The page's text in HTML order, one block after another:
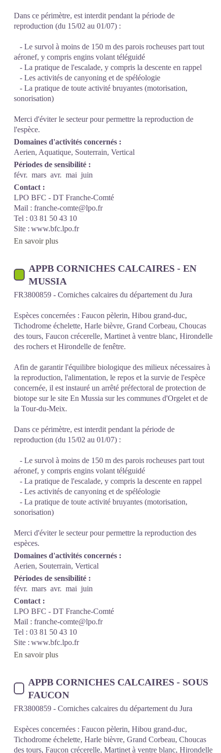
Dans ce périmètre, est interdit pendant la période de
reproduction (du 15/02 au 01/07) :
- Le survol à moins de 150 m des parois rocheuses part tout
aéronef, y compris engins volant téléguidé
- La pratique de l'escalade, y compris la descente en rappel
- Les activités de canyoning et de spéléologie
- La pratique de toute activité bruyantes (motorisation,
sonorisation)
Merci d'éviter le secteur pour permettre la reproduction de
l'espèce.
Domaines d'activités concernés :
Aerien, Aquatique, Souterrain, Vertical
Périodes de sensibilité :
févr. mars avr. mai juin
Contact :
LPO BFC - DT Franche-Comté
Mail : franche-comte@lpo.fr
Tel : 03 81 50 43 10
Site : www.bfc.lpo.fr
En savoir plus
APPB CORNICHES CALCAIRES - EN
MUSSIA
FR3800859 - Corniches calcaires du département du Jura
Espèces concernées : Faucon pèlerin, Hibou grand-duc,
Tichodrome échelette, Harle bièvre, Grand Corbeau, Choucas
des tours, Faucon crécerelle, Martinet à ventre blanc, Hirondelle
des rochers et Hirondelle de fenêtre.
Afin de garantir l'équilibre biologique des milieux nécessaires à
la reproduction, l'alimentation, le repos et la survie de l'espèce
concernée, il est instauré un arrêté préfectoral de protection de
biotope sur le site En Mussia sur les communes d'Orgelet et de
la Tour-du-Meix.
Dans ce périmètre, est interdit pendant la période de
reproduction (du 15/02 au 01/07) :
- Le survol à moins de 150 m des parois rocheuses part tout
aéronef, y compris engins volant téléguidé
- La pratique de l'escalade, y compris la descente en rappel
- Les activités de canyoning et de spéléologie
- La pratique de toute activité bruyantes (motorisation,
sonorisation)
Merci d'éviter le secteur pour permettre la reproduction des
espèces.
Domaines d'activités concernés :
Aerien, Souterrain, Vertical
Périodes de sensibilité :
févr. mars avr. mai juin
Contact :
LPO BFC - DT Franche-Comté
Mail : franche-comte@lpo.fr
Tel : 03 81 50 43 10
Site : www.bfc.lpo.fr
En savoir plus
APPB CORNICHES CALCAIRES - SOUS
FAUCON
FR3800859 - Corniches calcaires du département du Jura
Espèces concernées : Faucon pèlerin, Hibou grand-duc,
Tichodrome échelette, Harle bièvre, Grand Corbeau, Choucas
des tours, Faucon crécerelle, Martinet à ventre blanc, Hirondelle